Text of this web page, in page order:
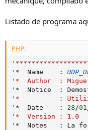
Listado de programa
PHP:
' *
  Name
:
'*  Author  :
' *
  Notice
:
'*          :
' *
  Date
: 28/01
'*  Version :
' *
  Notes
: La